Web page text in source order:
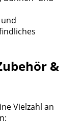
&
Vielzahl an